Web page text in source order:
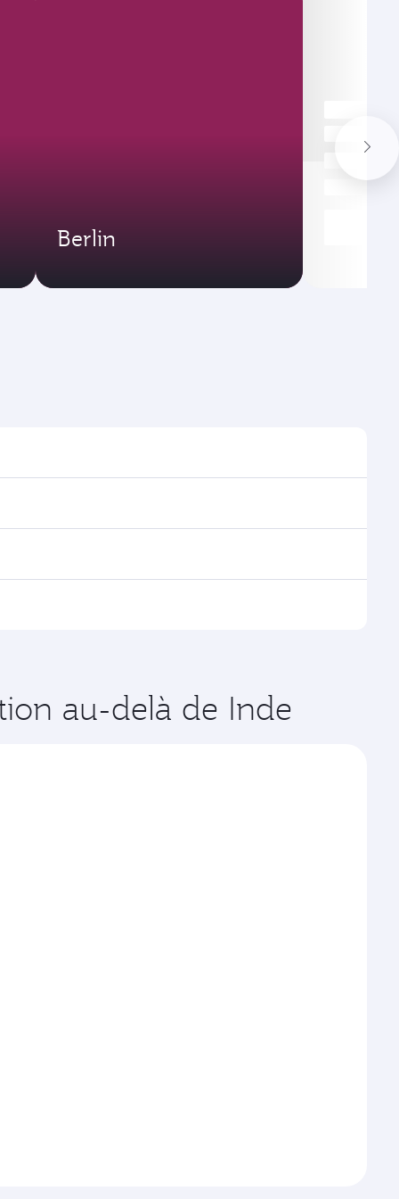
Berlin
les horaires et la fréquence des vols.
Doha, avec des correspondances fluides et
opérés par Qatar Airways, vous pouvez
au-delà de Inde